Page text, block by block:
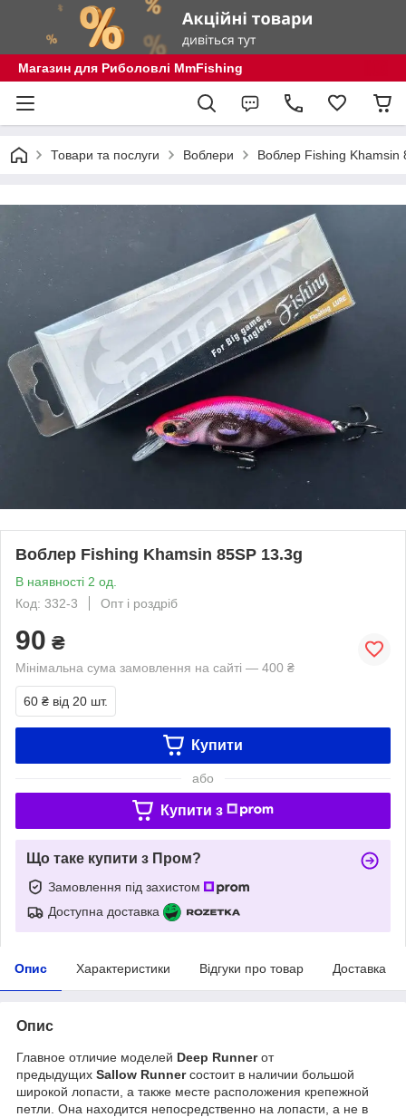
Магазин для Риболовлі MmFishing
Товари та послуги Воблери Воблер Fishing Khamsin
Воблер Fishing Khamsin 85SP 13.3g
В наявності 2 од.
Код: 332-3
Опт і роздріб
90 ₴
Мінімальна сума замовлення на сайті — 400 ₴
60 ₴ від 20 шт.
Купити
або
Купити з
Що таке купити з Пром?
Замовлення під захистом
Доступна доставка
Опис Характеристики Відгуки про товар Доставка
Опис
Главное отличие моделей Deep Runnerот
предыдущих Sallow Runnerсостоит в наличии большой
широкой лопасти, а также месте расположения крепежной
петли. Она находится непосредственно на лопасти, а не в